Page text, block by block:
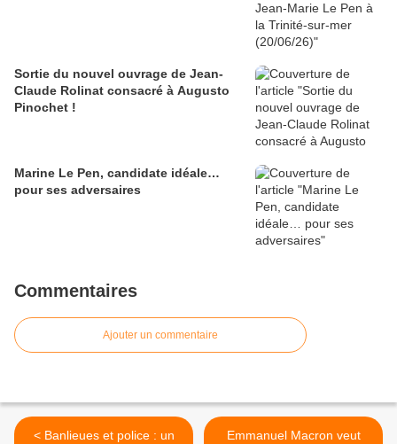
Sortie du nouvel ouvrage de Jean-
Claude Rolinat consacré à Augusto
Pinochet !
Marine Le Pen, candidate idéale…
pour ses adversaires
Commentaires
Ajouter un commentaire
< Banlieues et police : un
Emmanuel Macron veut